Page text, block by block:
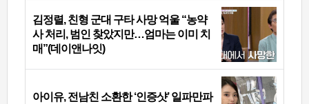
김정렬, 친형 군대 구타 사망 억울 “농약
사 처리, 범인 찾았지만…엄마는 이미 치
매”(데이앤나잇)
아이유, 전남친 소환한 ‘인증샷’ 일파만파